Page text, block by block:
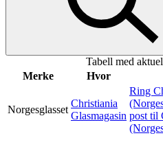
Aktiviteter
Inspirasjon
Tabell med
Merke
Hvor
Norgesglasset
Christiania
Glasmagasin
Ring
post til